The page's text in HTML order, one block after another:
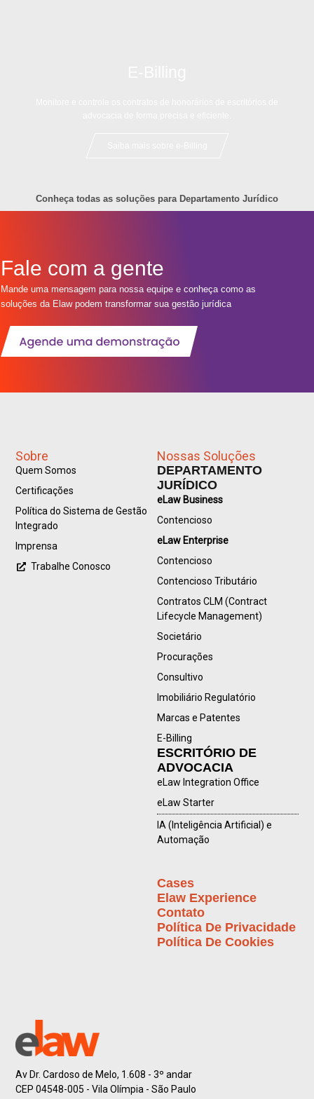
Conheça todas as soluções para Departamento Jurídico
Fale com a gente
Mande uma mensagem para nossa equipe e conheça como as
soluções da Elaw podem transformar sua gestão jurídica
Av Dr. Cardoso de Melo, 1.608 - 3º andar
CEP 04548-005 - Vila Olímpia - São Paulo
Nossas Soluções
DEPARTAMENTO
JURÍDICO
eLaw Business
Contencioso
eLaw Enterprise
Contencioso
Contencioso Tributário
Contratos CLM (Contract
Lifecycle Management)
Societário
Procurações
Consultivo
Imobiliário Regulatório
Marcas e Patentes
E-Billing
ESCRITÓRIO DE
ADVOCACIA
eLaw Integration Office
eLaw Starter
IA (Inteligência Artificial) e
Automação
Sobre
Quem Somos
Certificações
Política do Sistema de Gestão
Integrado
Imprensa
Trabalhe Conosco
Cases
Elaw Experience
Contato
Política De Privacidade
Política De Cookies